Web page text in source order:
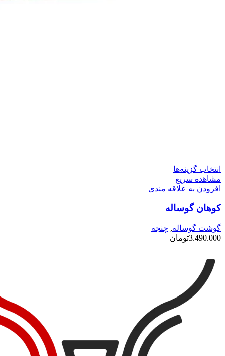
انتخاب گزینه‌ها
دارای
مختلفی
باشد.
گزینه
انتخاب
شوند
مشاهده سریع
افزودن به علاقه مندی
کوهان گوساله
گوشت گوساله, چنجه
3.490.000تومان